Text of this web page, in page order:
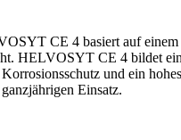
CE 4 basiert auf
HELVOSYT CE 4 bildet
und ein hohes
Einsatz.